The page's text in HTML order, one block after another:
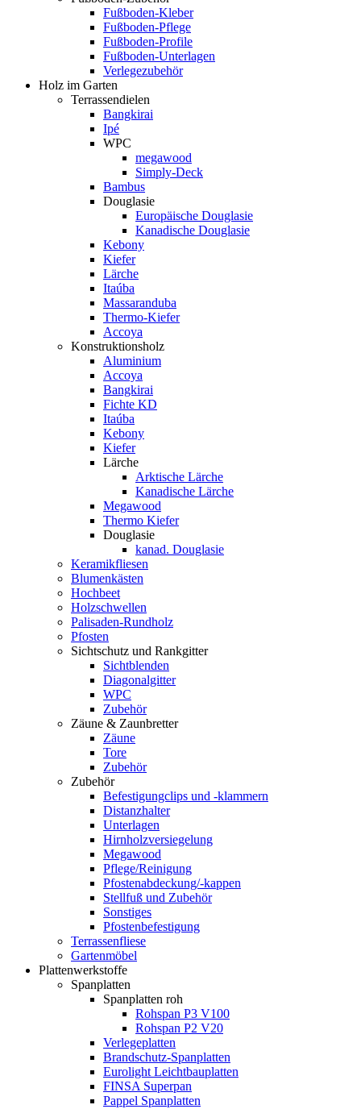
Fußboden-Kleber
Fußboden-Pflege
Fußboden-Profile
Fußboden-Unterlagen
Verlegezubehör
Holz im Garten
Terrassendielen
Bangkirai
Ipé
WPC
megawood
Simply-Deck
Bambus
Douglasie
Europäische Douglasie
Kanadische Douglasie
Kebony
Kiefer
Lärche
Itaúba
Massaranduba
Thermo-Kiefer
Accoya
Konstruktionsholz
Aluminium
Accoya
Bangkirai
Fichte KD
Itaúba
Kebony
Kiefer
Lärche
Arktische Lärche
Kanadische Lärche
Megawood
Thermo Kiefer
Douglasie
kanad. Douglasie
Keramikfliesen
Blumenkästen
Hochbeet
Holzschwellen
Palisaden-Rundholz
Pfosten
Sichtschutz und Rankgitter
Sichtblenden
Diagonalgitter
WPC
Zubehör
Zäune & Zaunbretter
Zäune
Tore
Zubehör
Zubehör
Befestigungclips und -klammern
Distanzhalter
Unterlagen
Hirnholzversiegelung
Megawood
Pflege/Reinigung
Pfostenabdeckung/-kappen
Stellfuß und Zubehör
Sonstiges
Pfostenbefestigung
Terrassenfliese
Gartenmöbel
Plattenwerkstoffe
Spanplatten
Spanplatten roh
Rohspan P3 V100
Rohspan P2 V20
Verlegeplatten
Brandschutz-Spanplatten
Eurolight Leichtbauplatten
FINSA Superpan
Pappel Spanplatten